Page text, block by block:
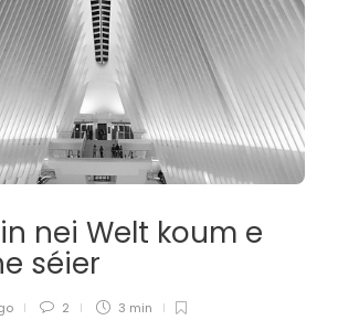
nei Welt koum e
séier
2 3 min